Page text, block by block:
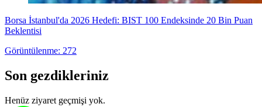
Borsa İstanbul'da 2026 Hedefi: BIST 100 Endeksinde 20 Bin Puan
Beklentisi
Görüntülenme: 272
Son gezdikleriniz
Henüz ziyaret geçmişi yok.